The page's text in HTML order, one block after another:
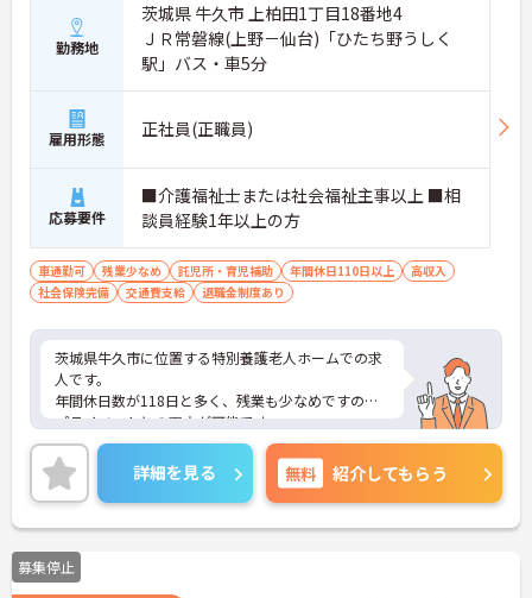
勤務地
茨城県 牛久市 上柏田1丁目18番地4
ＪＲ常磐線(上野－仙台)「ひたち野うしく
駅」バス・車5分
雇用形態 正社員(正職員)
応募要件
■介護福祉士または社会福祉主事以上 ■相
談員経験1年以上の方
車通勤可 残業少なめ 託児所・育児補助 年間休日110日以上
高収入
社会保険完備
交通費支給 退職金制度あり
茨城県牛久市に位置する特別養護老人ホームでの求
人です。
年間休日数が118日と多く、残業も少なめですので
プライベートとの両立が可能です。
託児所の完備や育児休暇取得実績など子育て支援も
充実しています。
ご興味ある方には、面接のポイントなど、さらに詳
細をお話致しますのでお気軽にご相談ください。
詳細を見る 無料 紹介してもらう
募集停止